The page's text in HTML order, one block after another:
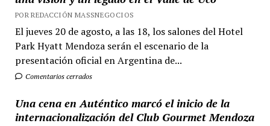
POR REDACCIÓN MASSNEGOCIOS
El jueves 20 de agosto, a las 18, los salones del Hotel
Park Hyatt Mendoza serán el escenario de la
presentación oficial en Argentina de...
Comentarios cerrados
Una cena en Auténtico marcó el inicio de la
internacionalización del Club Gourmet Mendoza